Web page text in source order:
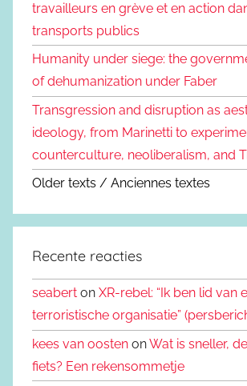
travailleurs en grève et en action
transports publics
Humanity under siege: the
of dehumanization under Faber
Transgression and disruption as
ideology, from Marinetti to
counterculture, neoliberalism, and
Older texts / Anciennes textes
Recente reacties
seabert on XR-rebel: “Ik ben lid van
terroristische organisatie”
kees van oosten onWat is sneller,
fiets? Een rekensommetje